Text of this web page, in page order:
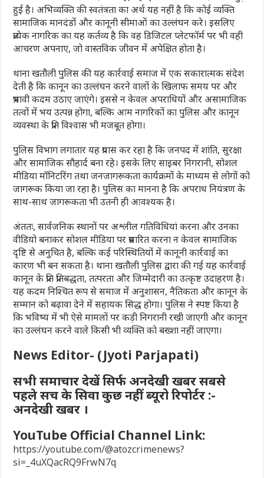
हुई है। अभिव्यक्ति की स्वतंत्रता का अर्थ यह नहीं है कि कोई व्यक्ति
सामाजिक मानदंडों और कानूनी सीमाओं का उल्लंघन करे। इसलिए
प्रत्येक नागरिक का यह कर्तव्य है कि वह डिजिटल प्लेटफॉर्म पर भी वही
आचरण अपनाए, जो वास्तविक जीवन में अपेक्षित होता है।
थाना खतौली पुलिस की यह कार्रवाई समाज में एक सकारात्मक संदेश
देती है कि कानून का उल्लंघन करने वालों के खिलाफ समय पर और
प्रभावी कदम उठाए जाएंगे। इससे न केवल अपराधियों और असामाजिक
तत्वों में भय उत्पन्न होगा, बल्कि आम नागरिकों का पुलिस और कानून
व्यवस्था के प्रति विश्वास भी मजबूत होगा।
पुलिस विभाग लगातार यह प्रयास कर रहा है कि जनपद में शांति, सुरक्षा
और सामाजिक सौहार्द बना रहे। इसके लिए साइबर निगरानी, सोशल
मीडिया मॉनिटरिंग तथा जनजागरूकता कार्यक्रमों के माध्यम से लोगों को
जागरूक किया जा रहा है। पुलिस का मानना है कि अपराध नियंत्रण के
साथ-साथ जागरूकता भी उतनी ही आवश्यक है।
अंततः, सार्वजनिक स्थानों पर अश्लील गतिविधियां करना और उनका
वीडियो बनाकर सोशल मीडिया पर प्रसारित करना न केवल सामाजिक
दृष्टि से अनुचित है, बल्कि कई परिस्थितियों में कानूनी कार्रवाई का
कारण भी बन सकता है। थाना खतौली पुलिस द्वारा की गई यह कार्रवाई
कानून के प्रति प्रतिबद्धता, तत्परता और जिम्मेदारी का उत्कृष्ट उदाहरण है।
यह कदम निश्चित रूप से समाज में अनुशासन, नैतिकता और कानून के
सम्मान को बढ़ावा देने में सहायक सिद्ध होगा। पुलिस ने स्पष्ट किया है
कि भविष्य में भी ऐसे मामलों पर कड़ी निगरानी रखी जाएगी और कानून
का उल्लंघन करने वाले किसी भी व्यक्ति को बख्शा नहीं जाएगा।
News Editor- (Jyoti Parjapati)
सभी समाचार देखें सिर्फ अनदेखी खबर सबसे
पहले सच के सिवा कुछ नहीं ब्यूरो रिपोर्टर :-
अनदेखी खबर ।
YouTube Official Channel Link:
https://youtube.com/@atozcrimenews?
si=_4uXQacRQ9FrwN7q